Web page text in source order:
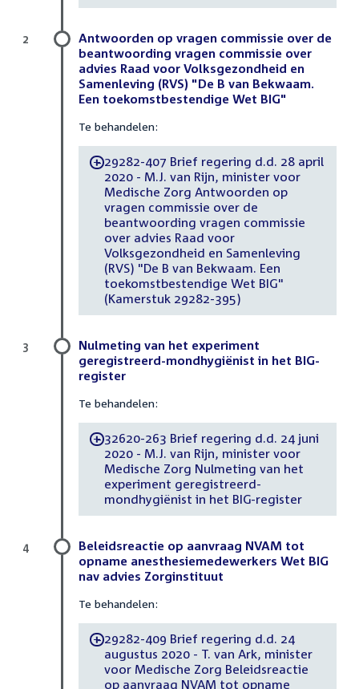
Antwoorden op vragen commissie over de
beantwoording vragen commissie over
advies Raad voor Volksgezondheid en
Samenleving (RVS) "De B van Bekwaam.
Een toekomstbestendige Wet BIG"
Te behandelen:
-29282-407 Brief regering d.d. 28 april
2020 - M.J. van Rijn, minister voor
Medische Zorg Antwoorden op
vragen commissie over de
beantwoording vragen commissie
over advies Raad voor
Volksgezondheid en Samenleving
(RVS) "De B van Bekwaam. Een
toekomstbestendige Wet BIG"
(Kamerstuk 29282-395)
2
Nulmeting van het experiment
geregistreerd-mondhygiënist in het BIG-
register
Te behandelen:
-32620-263 Brief regering d.d. 24 juni
2020 - M.J. van Rijn, minister voor
Medische Zorg Nulmeting van het
experiment geregistreerd-
mondhygiënist in het BIG-register
3
Beleidsreactie op aanvraag NVAM tot
opname anesthesiemedewerkers Wet BIG
nav advies Zorginstituut
Te behandelen:
-29282-409 Brief regering d.d. 24
augustus 2020 - T. van Ark, minister
voor Medische Zorg Beleidsreactie
op aanvraag NVAM tot opname
4